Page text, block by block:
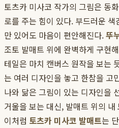
토츠카 미사코 작가의 그림은 동
로를 주는 힘이 있다. 부드러운
만 있어도 마음이 편안해진다.뚜
조토 발매트 위에 완벽하게 구현
테일은 마치 캔버스 원작을 보는
는 여러 디자인을 놓고 한참을 고
나와 닮은 그림이 있는 디자인을
거울을 보는 대신, 발매트 위의
이처럼 토츠카 미사코 발매트는